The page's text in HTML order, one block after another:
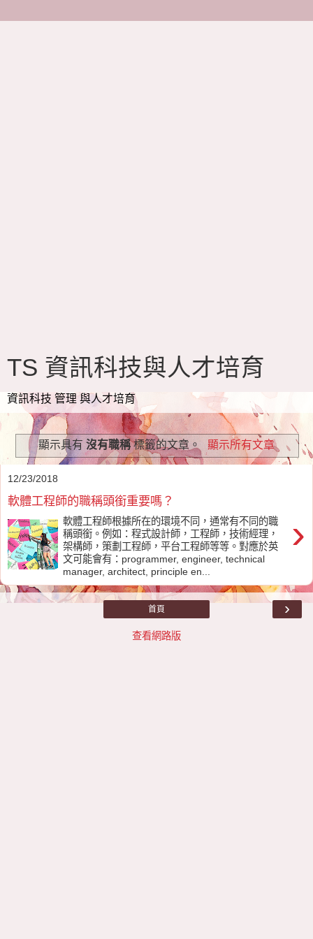
TS 資訊科技與人才培育
資訊科技 管理 與人才培育
顯示具有 沒有職稱標籤的文章。 顯示所有文章
12/23/2018
軟體工程師的職稱頭銜重要嗎？
›
軟體工程師根據所在的環境不同，通常有不同的職
稱頭銜。例如：程式設計師，工程師，技術經理，
架構師，策劃工程師，平台工程師等等。對應於英
文可能會有：programmer, engineer, technical
manager, architect, principle en...
›
首頁
查看網路版